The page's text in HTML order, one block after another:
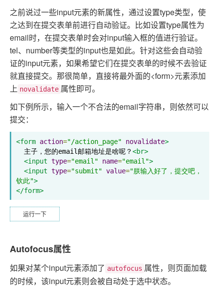
之前说过一些input元素的新属性，通过设置type类型，使
之达到在提交表单前进行自动验证。比如设置type属性为
email时，在提交表单时会对input输入框的值进行验证。
tel、number等类型的input也是如此。针对这些会自动验
证的input元素，如果希望它们在提交表单的时候不去验证
就直接提交。那很简单，直接将最外面的<form>元素添加
上 novalidate 属性即可。
如下例所示，输入一个不合法的email字符串，则依然可以
提交：
<form action="/action_page" novalidate>
  主子，您的email邮箱地址是啥呢？
<br>
<input type="email" name="email">
<input type="submit" value="朕输入好了，提交吧，
钦此">
</form>
运行一下
Autofocus属性
如果对某个input元素添加了 autofocus 属性，则页面加载
的时候，该input元素则会被自动处于选中状态。